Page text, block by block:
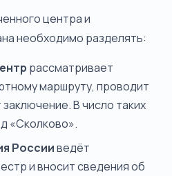
центра и
необходимо разделять:
рассматривает
маршруту, проводит
В число таких
«Сколково».
Россииведёт
и вносит сведения об